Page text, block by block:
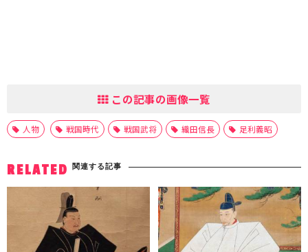
この記事の画像一覧
人物 戦国時代 戦国武将 織田信長 足利義昭
RELATED 関連する記事